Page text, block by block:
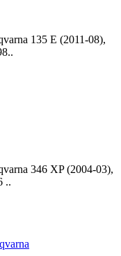
135 E (2011-08),
346 XP (2004-03),
..